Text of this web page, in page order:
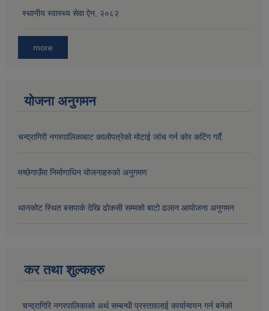
स्थानीय स्वास्थ्य सेवा ऐन, २०८२
more
योजना अनुगमन
चन्द्रागिरी नगरपालिकाबाट कालोपत्रेको मोटाई जांच गर्न कोर कटिंग गर्दै
मच्छेगाउँमा निर्माणाधिन योजनाहरुको अनुगमण
थानकोट स्थित बसपार्क देखि ढोकसी सम्मको बाटो ढलान आयोजना अनुगमन
कर तथा शुल्कहरु
चन्द्रागिरि नगरपालिकाको अर्थ सम्बन्धी प्रस्तावलाई कार्यान्वयन गर्न बनेको